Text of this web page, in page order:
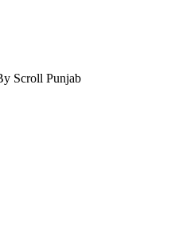
Scroll Punjab